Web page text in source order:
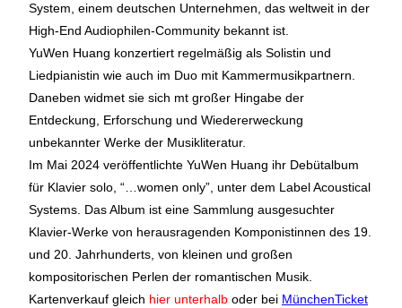
System, einem deutschen Unternehmen, das weltweit in der
High-End Audiophilen-Community bekannt ist.
YuWen Huang konzertiert regelmäßig als Solistin und
Liedpianistin wie auch im Duo mit Kammermusikpartnern.
Daneben widmet sie sich mt großer Hingabe der
Entdeckung, Erforschung und Wiedererweckung
unbekannter Werke der Musikliteratur.
Im Mai 2024 veröffentlichte YuWen Huang ihr Debütalbum
für Klavier solo, “…women only”, unter dem Label Acoustical
Systems. Das Album ist eine Sammlung ausgesuchter
Klavier-Werke von herausragenden Komponistinnen des 19.
und 20. Jahrhunderts, von kleinen und großen
kompositorischen Perlen der romantischen Musik.
Kartenverkauf gleich hier unterhalb oder bei MünchenTicket